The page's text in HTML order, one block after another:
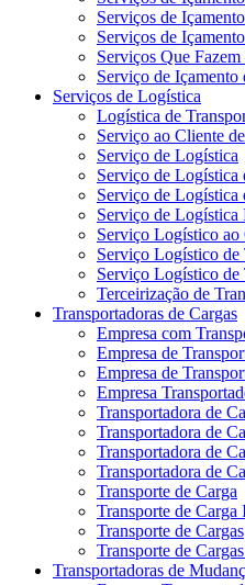
Serviços de
Serviços de
Serviços Que
Serviço de Içamento
Serviços de Logística
Logística de
Serviço ao Cliente
Serviço de Logística
Serviço de Logística
Serviço de Logística
Serviço de Logística
Serviço Logístico ao
Serviço Logístico de
Serviço Logístico de
Terceirização de
Transportadoras de Cargas
Empresa com
Empresa de
Empresa de
Empresa
Transportadora de
Transportadora de
Transportadora de
Transportadora de
Transporte de Carga
Transporte de Carga
Transporte de Cargas
Transporte de
Transportadoras de